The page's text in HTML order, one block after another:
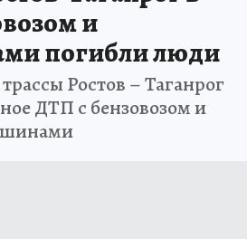
и
погибли люди
Ростов – Таганрог
ДТП с бензовозом и